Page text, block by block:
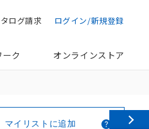
ログイン/新規登録
ログ請求
ク オンラインストア
マイリストに追加